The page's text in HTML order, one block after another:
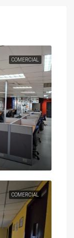
COMERCIAL
COMERCIAL